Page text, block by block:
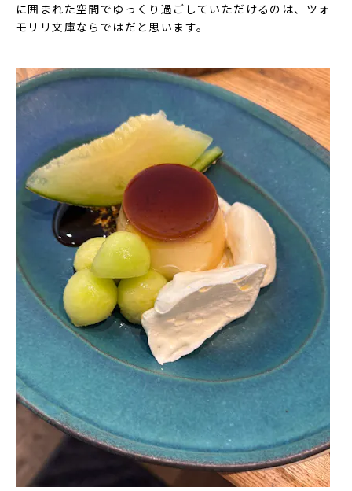
に囲まれた空間でゆっくり過ごしていただけるのは、ツォ
モリリ文庫ならではだと思います。